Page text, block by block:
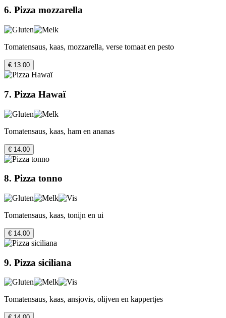
6. Pizza mozzarella
Tomatensaus, kaas, mozzarella, verse tomaat en pesto
€ 13.00
7. Pizza Hawaï
Tomatensaus, kaas, ham en ananas
€ 14.00
8. Pizza tonno
Tomatensaus, kaas, tonijn en ui
€ 14.00
9. Pizza siciliana
Tomatensaus, kaas, ansjovis, olijven en kappertjes